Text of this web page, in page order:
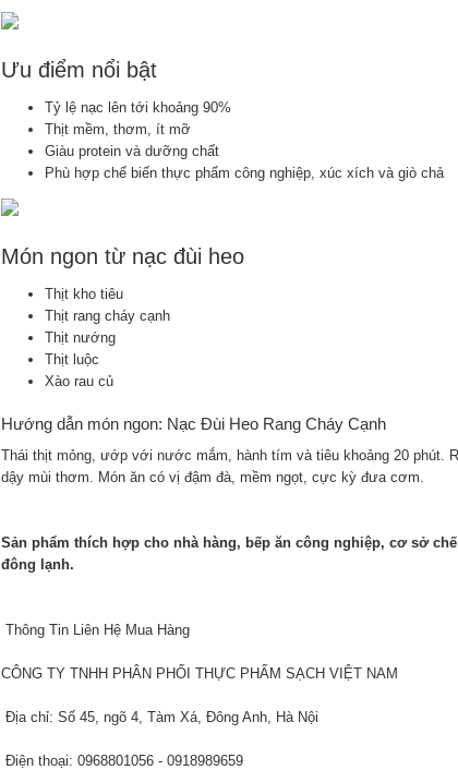
Ưu điểm nổi bật
Tỷ lệ nạc lên tới khoảng 90%
Thịt mềm, thơm, ít mỡ
Giàu protein và dưỡng chất
Phù hợp chế biến thực phẩm công nghiệp, xúc xích và giò chả
Món ngon từ nạc đùi heo
Thịt kho tiêu
Thịt rang cháy cạnh
Thịt nướng
Thịt luộc
Xào rau củ
Hướng dẫn món ngon: Nạc Đùi Heo Rang Cháy Cạnh
Thái thịt mỏng, ướp với nước mắm, hành tím và tiêu khoảng 20 phút.
dậy mùi thơm. Món ăn có vị đậm đà, mềm ngọt, cực kỳ đưa cơm.
Sản phẩm thích hợp cho nhà hàng, bếp ăn công nghiệp, cơ sở
đông lạnh.
Thông Tin Liên Hệ Mua Hàng
CÔNG TY TNHH PHÂN PHỐI THỰC PHẨM SẠCH VIỆT NAM
Địa chỉ: Số 45, ngõ 4, Tàm Xá, Đông Anh, Hà Nội
Điện thoại: 0968801056 - 0918989659